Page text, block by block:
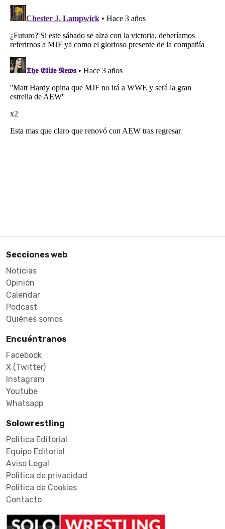
Secciones web
Noticias
Opinión
Calendar
Podcast
Quiénes somos
Encuéntranos
Facebook
X (Twitter)
Instagram
Youtube
Whatsapp
Solowrestling
Politica Editorial
Equipo Editorial
Aviso Legal
Politica de privacidad
Politica de Cookies
Contacto